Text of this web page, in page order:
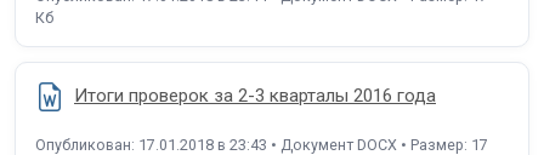
Кб
Итоги проверок за 2-3 кварталы 2016 года
Опубликован: 17.01.2018 в 23:43 • Документ DOCX • Размер: 17